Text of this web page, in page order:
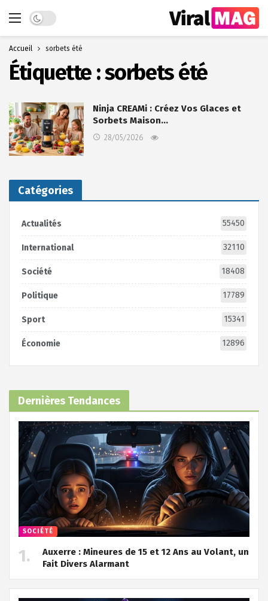
Dark mode
Accueil sorbets été
Étiquette :sorbets été
Ninja CREAMi : Créez Vos Glaces et
Sorbets Maison…
28/05/2026
Catégories
Actualités 55450
International 32110
Société 18408
Politique 17789
Sport 15341
Économie 12896
Dernières Tendances
SOCIÉTÉ
Auxerre : Mineures de 15 et 12 Ans au Volant, un
Fait Divers Alarmant